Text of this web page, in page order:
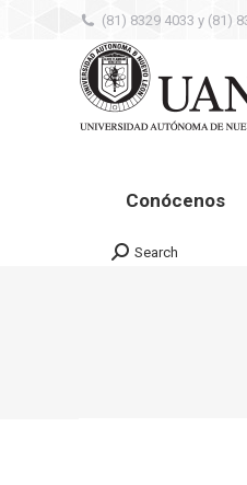
(81) 8329 4033 y (81)
Conócenos
Search:
Search
Conócenos
Contacto